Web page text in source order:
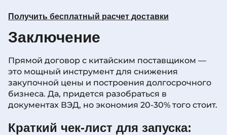
Получить бесплатный расчет доставки
Заключение
Прямой договор с китайским поставщиком —
это мощный инструмент для снижения
закупочной цены и построения долгосрочного
бизнеса. Да, придется разобраться в
документах ВЭД, но экономия 20-30% того стоит.
Краткий чек-лист для запуска: